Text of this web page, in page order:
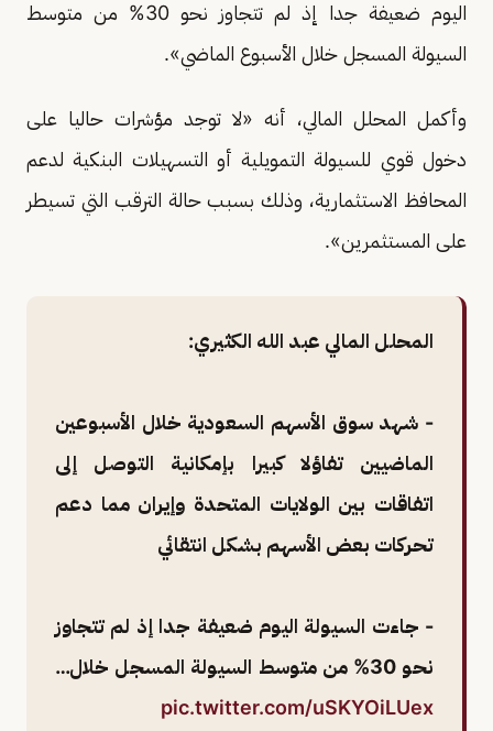
اليوم ضعيفة جدا إذ لم تتجاوز نحو 30% من متوسط
السيولة المسجل خلال الأسبوع الماضي».
وأكمل المحلل المالي، أنه «لا توجد مؤشرات حاليا على
دخول قوي للسيولة التمويلية أو التسهيلات البنكية لدعم
المحافظ الاستثمارية، وذلك بسبب حالة الترقب التي تسيطر
على المستثمرين».
المحلل المالي عبد الله الكثيري:
- شهد سوق الأسهم السعودية خلال الأسبوعين
الماضيين تفاؤلا كبيرا بإمكانية التوصل إلى
اتفاقات بين الولايات المتحدة وإيران مما دعم
تحركات بعض الأسهم بشكل انتقائي
- جاءت السيولة اليوم ضعيفة جدا إذ لم تتجاوز
نحو 30% من متوسط السيولة المسجل خلال…
pic.twitter.com/uSKYOiLUex